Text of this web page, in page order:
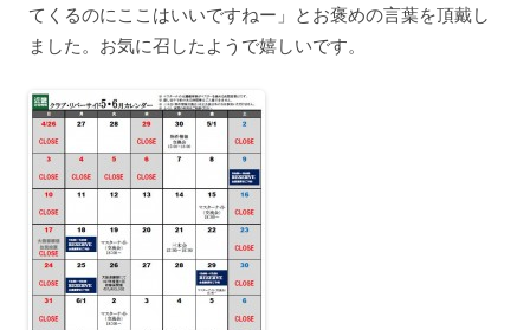
てくるのにここはいいですねー」とお褒めの言葉を頂戴し
ました。お気に召したようで嬉しいです。